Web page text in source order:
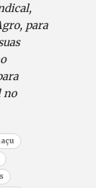
para
no